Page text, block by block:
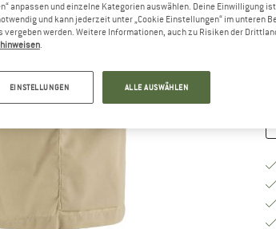
anpassen und einzelne Kategorien auswählen. Deine Einwilligung
und kann jederzeit unter „Cookie Einstellungen“ im unteren
werden. Weitere Informationen, auch zu Risiken der
.
EINSTELLUNGEN ALLE AUSWÄHLEN